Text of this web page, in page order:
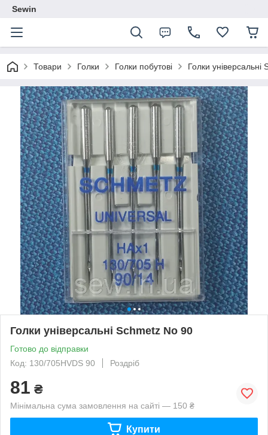
Sewin
Товари Голки Голки побутові Голки
Голки універсальні Schmetz No 90
Готово до відправки
Код: 130/705HVDS 90
Роздріб
81 ₴
Мінімальна сума замовлення на сайті — 150 ₴
Купити